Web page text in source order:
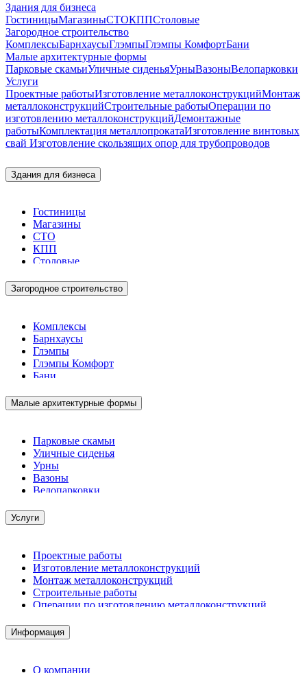
Здания для бизнеса
ГостиницыМагазиныСТОКППСтоловые
Загородное строительство
КомплексыБарнхаусыГлэмпыГлэмпы КомфортБани
Малые архитектурные формы
Парковые скамьиУличные сиденьяУрныВазоныВелопарковки
Услуги
Проектные работыИзготовление металлоконструкцийМонтаж
металлоконструкцийСтроительные работыОперации по
изготовлению металлоконструкцийДемонтажные
работыКомплектация металлопрокатаИзготовление винтовых
свай Изготовление скользящих опор для трубопроводов
Здания для бизнеса
Гостиницы
Магазины
СТО
КПП
Столовые
Загородное строительство
Комплексы
Барнхаусы
Глэмпы
Глэмпы Комфорт
Бани
Малые архитектурные формы
Парковые скамьи
Уличные сиденья
Урны
Вазоны
Велопарковки
Услуги
Проектные работы
Изготовление металлоконструкций
Монтаж металлоконструкций
Строительные работы
Операции по изготовлению металлоконструкций
Комплектация металлопроката
Изготовление винтовых свай
Информация
О компании